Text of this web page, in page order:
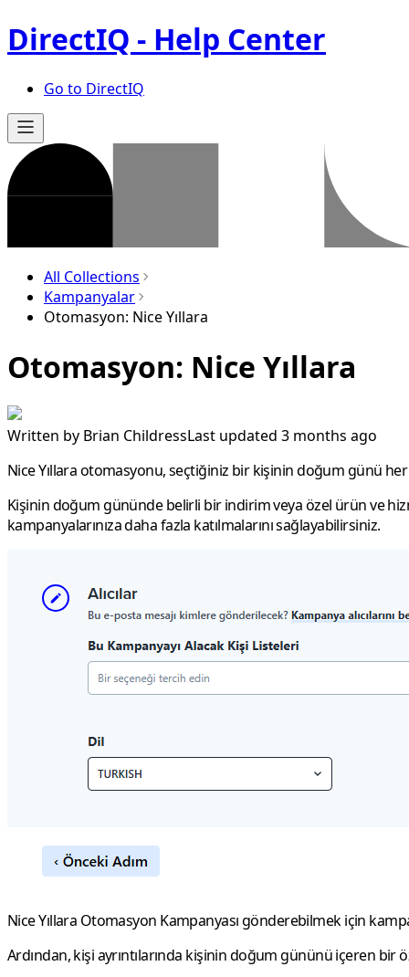
DirectIQ - Help Center
Go to DirectIQ
All Collections
Kampanyalar
Otomasyon: Nice Yıllara
Otomasyon: Nice Yıllara
Written by Brian ChildressLast updated 3 months ago
Nice Yıllaraotomasyonu, seçtiğiniz bir kişinin doğum günü
Kişinin doğum gününde belirli bir indirim veya özel ürün ve
kampanyalarınıza daha fazla katılmalarını sağlayabilirsiniz.
Nice Yıllara Otomasyon Kampanyası gönderebilmek için
Ardından, kişi ayrıntılarında kişinin doğum gününü içeren bir